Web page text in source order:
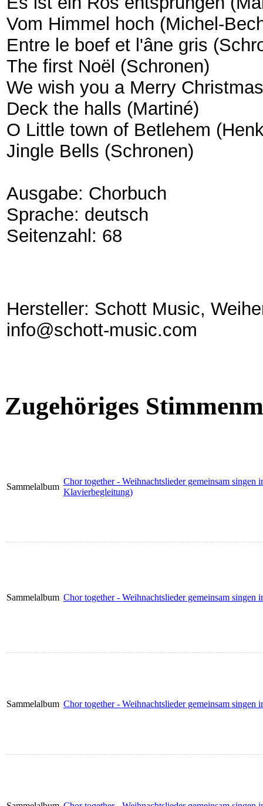
Vom Himmel hoch (Michel-
Entre le boef et l'âne gris
The first Noël (Schronen)
We wish you a Merry
Deck the halls (Martiné)
O Little town of Betlehem
Jingle Bells (Schronen)
Aus­ga­be: Chorbuch
Spra­che: deutsch
Seitenzahl: 68
Hersteller: Schott Music,
info@schott-music.com
Zugehöriges
Sammelalbum
Chor together - Weihnachtslieder gemeinsam singen
Klavierbegleitung)
Sammelalbum Chor together - Weihnachtslieder gemeinsam
Sammelalbum Chor together - Weihnachtslieder gemeinsam